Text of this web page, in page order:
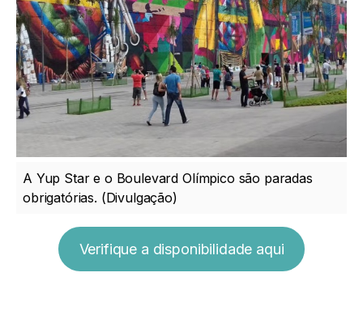
A Yup Star e o Boulevard Olímpico são paradas
obrigatórias. (Divulgação)
Verifique a disponibilidade aqui